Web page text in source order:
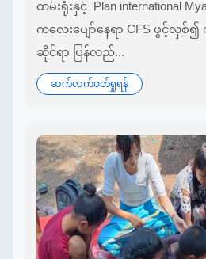
ထမ်းရုံးနှင့် Plan international
ကလေးပျော်နေရာ CFS ဖွင့်လှစ်၍
ဆိုင်ရာ ပြန်လည်...
ဆက်လက်ဖတ်ရှုရန်